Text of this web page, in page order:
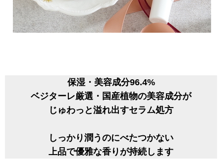
保湿・美容成分96.4%
ベジターレ厳選・国産植物の美容成分が
じゅわっと溢れ出すセラム処方
しっかり潤うのにべたつかない
上品で優雅な香りが持続します